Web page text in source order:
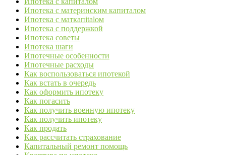
Ипотека с материнским капиталом
Ипотека с маткапitalом
Ипотека с поддержкой
Ипотека советы
Ипотека шаги
Ипотечные особенности
Ипотечные расходы
Как воспользоваться ипотекой
Как встать в очередь
Как оформить ипотеку
Как погасить
Как получить военную ипотеку
Как получить ипотеку
Как продать
Как рассчитать страхование
Капитальный ремонт помощь